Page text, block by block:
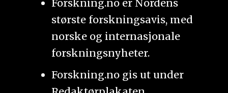
Forskning.no er Nordens
største forskningsavis, med
norske og internasjonale
forskningsnyheter.
Forskning.no gis ut under